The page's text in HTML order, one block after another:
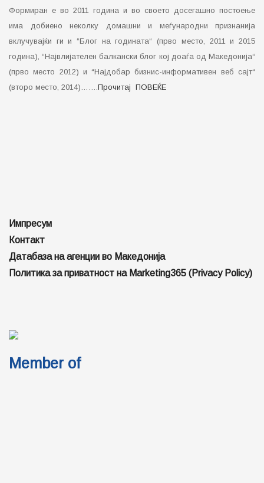
Формиран е во 2011 година и во своето досегашно постоење
има добиено неколку домашни и меѓународни признанија
вклучувајќи ги и “Блог на годината“ (прво место, 2011 и 2015
година), “Највлијателен балкански блог кој доаѓа од Македонија“
(прво место 2012) и “Најдобар бизнис-информативен веб сајт“
(второ место, 2014)……. Прочитај ПОВЕЌЕ
Импресум
Контакт
Датабаза на агенции во Македонија
Политика за приватност на Marketing365 (Privacy Policy)
Member of